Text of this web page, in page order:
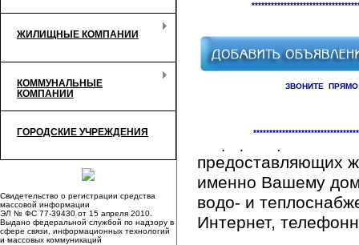
ЖИЛИЩНЫЕ КОМПАНИИ
КОММУНАЛЬНЫЕ
КОМПАНИИ
ГОРОДСКИЕ УЧРЕЖДЕНИЯ
Свидетельство о регистрации средства
массовой информации
ЭЛ № ФС 77-39430 от 15 апреля 2010.
Выдано федеральной службой по надзору в
сфере связи, информационных технологий
и массовых коммуникаций
ЗВОНИТЕ
предоставляющих
именно Вашему
водо- и
Интернет,